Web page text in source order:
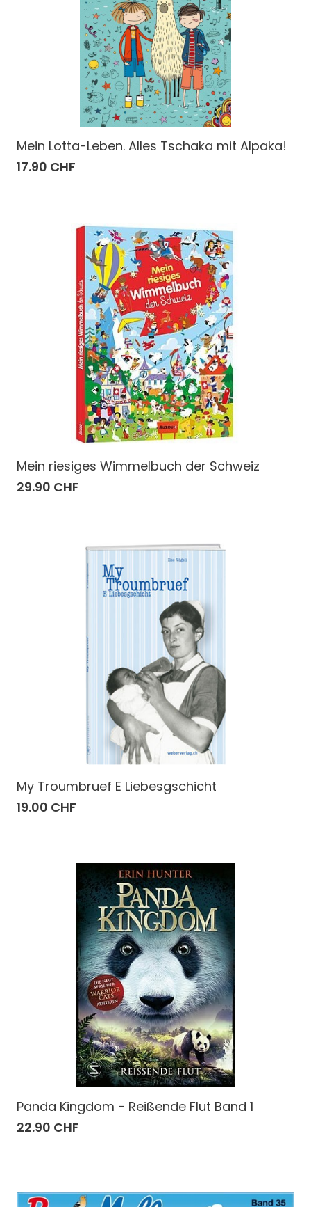
Mein Lotta-Leben. Alles Tschaka mit Alpaka!
17.90 CHF
Mein riesiges Wimmelbuch der Schweiz
29.90 CHF
My Troumbruef E Liebesgschicht
19.00 CHF
Panda Kingdom - Reißende Flut Band 1
22.90 CHF